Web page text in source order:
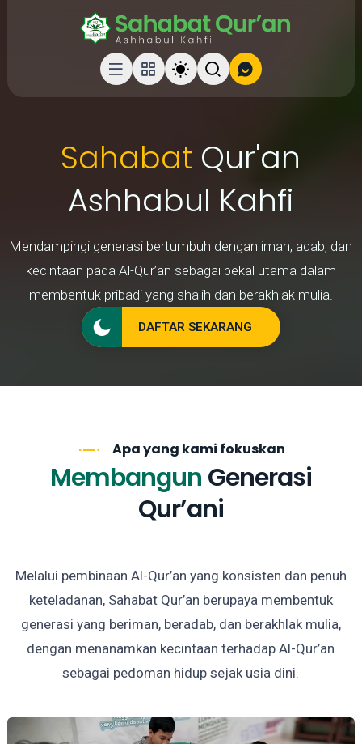
Sahabat Qur'an
Ashhabul Kahfi
Mendampingi generasi bertumbuh dengan iman, adab, dan
kecintaan pada Al-Qur’an sebagai bekal utama dalam
membentuk pribadi yang shalih dan berakhlak mulia.
DAFTAR SEKARANG
Apa yang kami fokuskan
Membangun Generasi
Qur’ani
Melalui pembinaan Al-Qur’an yang konsisten dan penuh
keteladanan, Sahabat Qur’an berupaya membentuk
generasi yang beriman, beradab, dan berakhlak mulia,
dengan menanamkan kecintaan terhadap Al-Qur’an
sebagai pedoman hidup sejak usia dini.